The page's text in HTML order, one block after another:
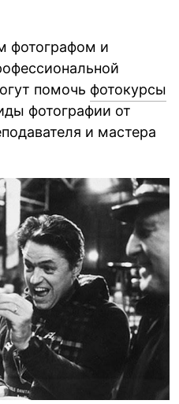
фотографом и
помочь фотокурсы
фотографии от
и мастера